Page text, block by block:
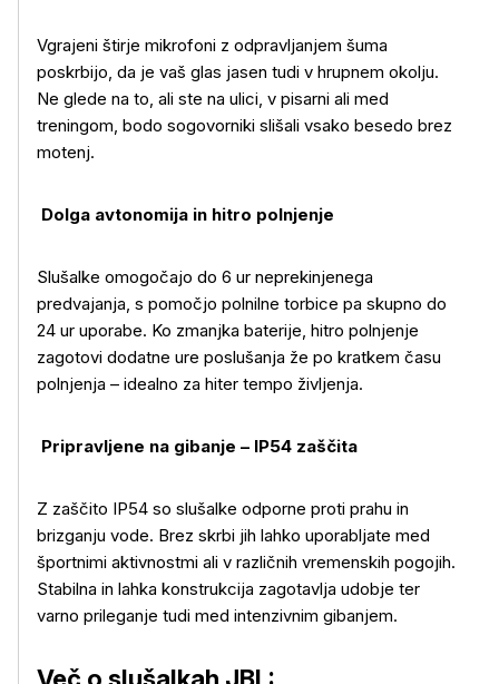
Več o izdelku
Vgrajeni štirje mikrofoni z odpravljanjem šuma
poskrbijo, da je vaš glas jasen tudi v hrupnem okolju.
Ne glede na to, ali ste na ulici, v pisarni ali med
treningom, bodo sogovorniki slišali vsako besedo brez
motenj.
Dolga avtonomija in hitro polnjenje
Slušalke omogočajo do 6 ur neprekinjenega
predvajanja, s pomočjo polnilne torbice pa skupno do
24 ur uporabe. Ko zmanjka baterije, hitro polnjenje
zagotovi dodatne ure poslušanja že po kratkem času
polnjenja – idealno za hiter tempo življenja.
Pripravljene na gibanje – IP54 zaščita
Z zaščito IP54 so slušalke odporne proti prahu in
brizganju vode. Brez skrbi jih lahko uporabljate med
športnimi aktivnostmi ali v različnih vremenskih pogojih.
Stabilna in lahka konstrukcija zagotavlja udobje ter
varno prileganje tudi med intenzivnim gibanjem.